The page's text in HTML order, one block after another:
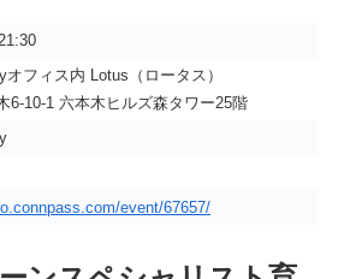
フィス内 Lotus（ロータス）
6-10-1 六本木ヒルズ森タワー25階
event/67657/